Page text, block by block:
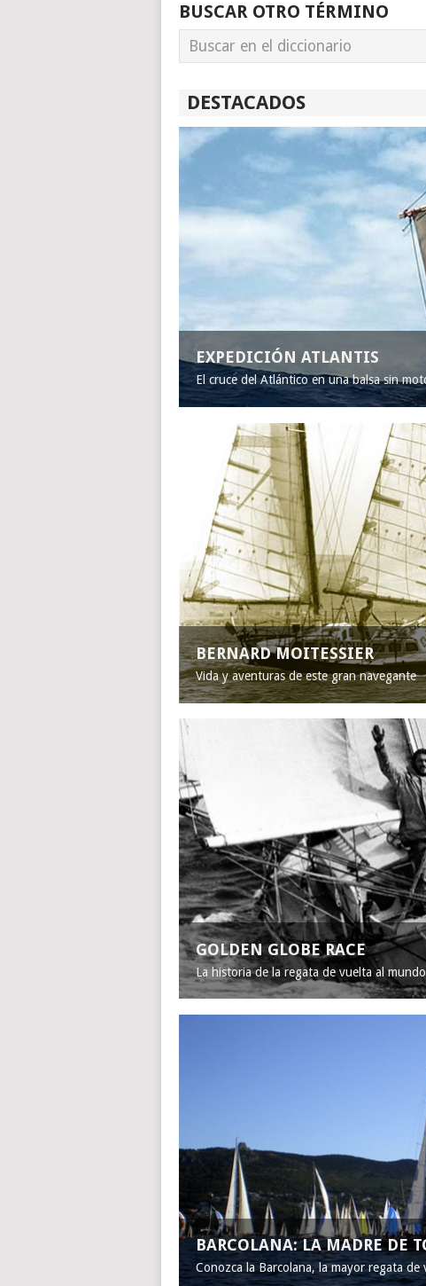
BUSCAR OTRO TÉRMINO
DESTACADOS
EXPEDICIÓN ATLANTIS
El cruce del Atlántico en una balsa sin
BERNARD MOITESSIER
Vida y aventuras de este gran navegante
GOLDEN GLOBE RACE
La historia de la regata de vuelta al
BARCOLANA: LA MADRE DE
Conozca la Barcolana, la mayor regata de